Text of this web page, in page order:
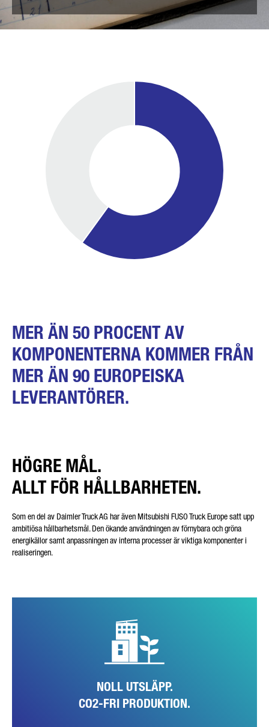
MER ÄN 50 PROCENT AV
KOMPONENTERNA KOMMER FRÅN
MER ÄN 90 EUROPEISKA
LEVERANTÖRER.
HÖGRE MÅL.
ALLT FÖR HÅLLBARHETEN.
Som en del av Daimler Truck AG har även Mitsubishi FUSO Truck Europe satt upp
ambitiösa hållbarhetsmål. Den ökande användningen av förnybara och gröna
energikällor samt anpassningen av interna processer är viktiga komponenter i
realiseringen.
NOLL UTSLÄPP.
CO2-FRI PRODUKTION.
Fabriken i Tramagal kunde minska sina CO2-utsläpp de gångna åren
stegvis, år 2021 med hela 50 procent jämfört med året innan. Fram
till slutet av 2022 skall FUSO ha en helt CO2-fri produktion.